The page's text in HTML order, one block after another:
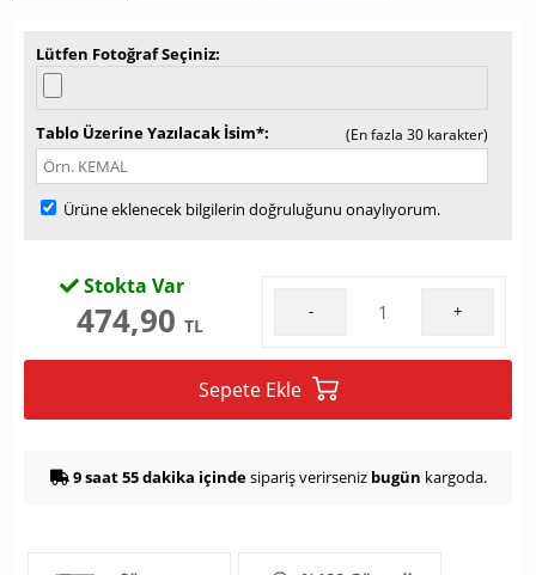
Lütfen Fotoğraf Seçiniz
Tablo Üzerine Yazılacak İsim* (En fazla 30 karakter)
Ürüne eklenecek bilgilerin doğruluğunu onaylıyorum.
Stokta Var
474,90 TL
- +
Sepete Ekle
9 saat 55 dakika içindesipariş verirseniz bugün kargoda.